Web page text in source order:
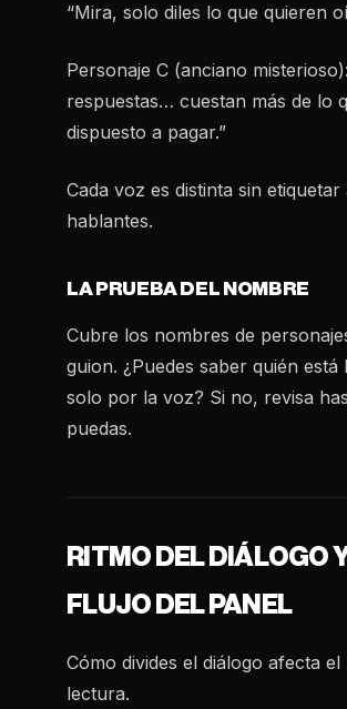
“Mira, solo diles lo que quieren
Personaje C (anciano
respuestas… cuestan más de lo
dispuesto a pagar.”
Cada voz es distinta sin etiquetar
hablantes.
LA PRUEBA DEL NOMBRE
Cubre los nombres de
guion. ¿Puedes saber quién está
solo por la voz? Si no, revisa
puedas.
RITMO DEL DIÁLOGO
FLUJO DEL PANEL
Cómo divides el diálogo afecta el
lectura.